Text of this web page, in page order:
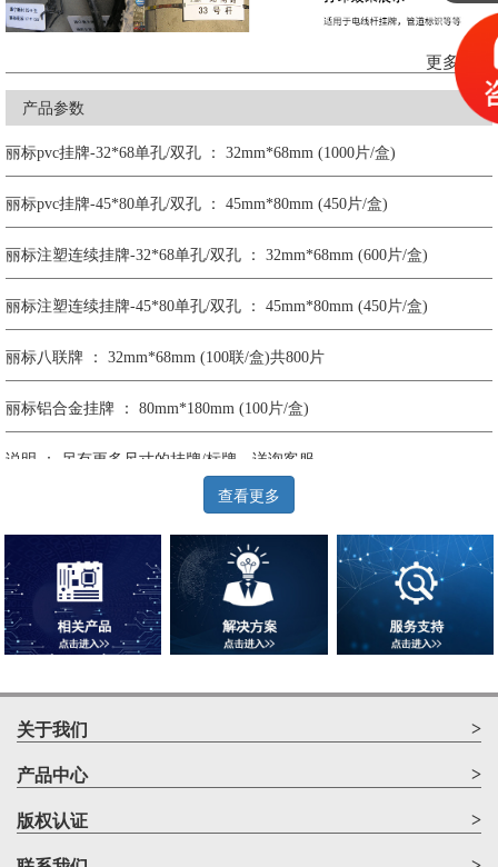
更多功能
产品参数
丽标pvc挂牌-32*68单孔/双孔 ： 32mm*68mm (1000片/盒)
丽标pvc挂牌-45*80单孔/双孔 ： 45mm*80mm (450片/盒)
丽标注塑连续挂牌-32*68单孔/双孔 ： 32mm*68mm (600片/盒)
丽标注塑连续挂牌-45*80单孔/双孔 ： 45mm*80mm (450片/盒)
丽标八联牌 ： 32mm*68mm (100联/盒)共800片
丽标铝合金挂牌 ： 80mm*180mm (100片/盒)
说明 ： 另有更多尺寸的挂牌/标牌，详询客服
查看更多
关于我们 >
产品中心 >
版权认证 >